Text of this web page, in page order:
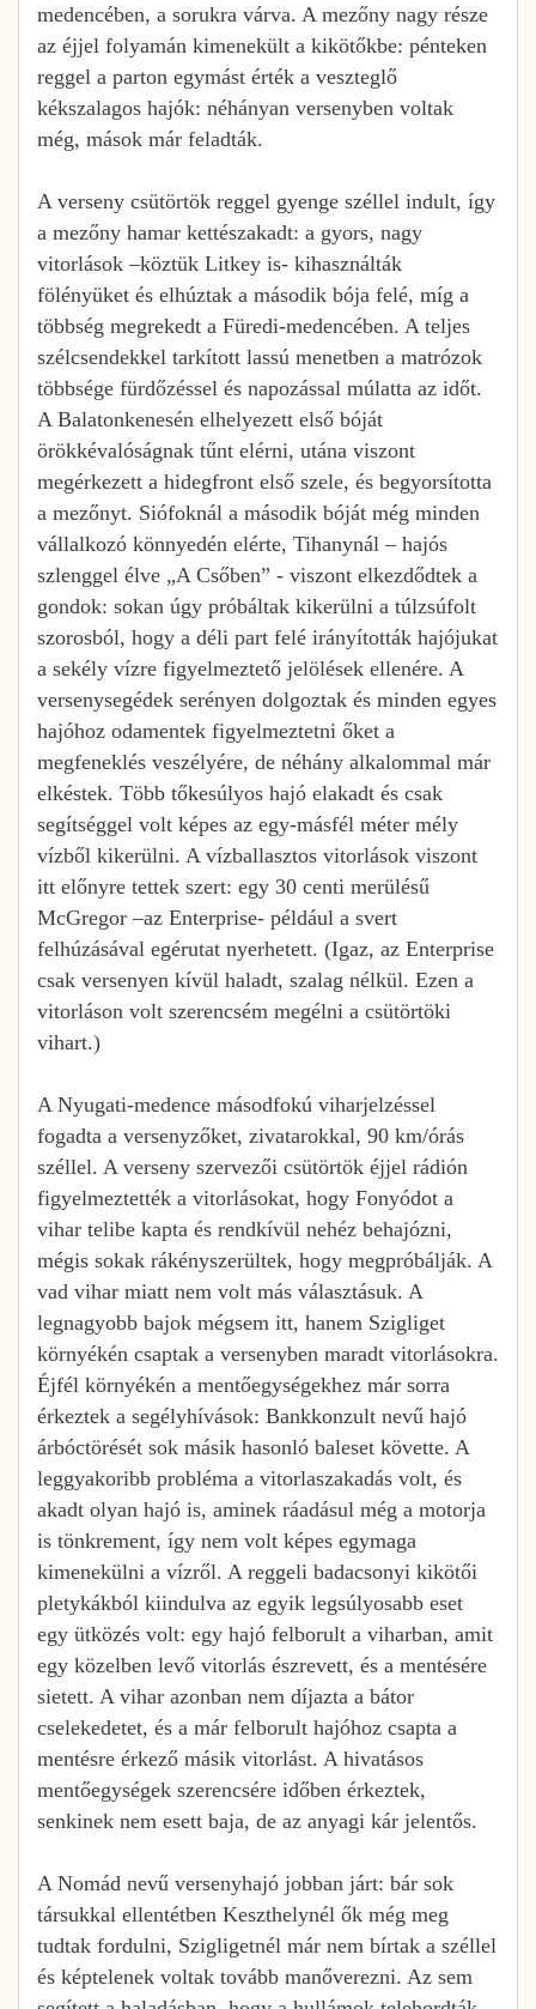
medencében, a sorukra várva. A mezőny nagy része
az éjjel folyamán kimenekült a kikötőkbe: pénteken
reggel a parton egymást érték a veszteglő
kékszalagos hajók: néhányan versenyben voltak
még, mások már feladták.
A verseny csütörtök reggel gyenge széllel indult, így
a mezőny hamar kettészakadt: a gyors, nagy
vitorlások –köztük Litkey is- kihasználták
fölényüket és elhúztak a második bója felé, míg a
többség megrekedt a Füredi-medencében. A teljes
szélcsendekkel tarkított lassú menetben a matrózok
többsége fürdőzéssel és napozással múlatta az időt.
A Balatonkenesén elhelyezett első bóját
örökkévalóságnak tűnt elérni, utána viszont
megérkezett a hidegfront első szele, és begyorsította
a mezőnyt. Siófoknál a második bóját még minden
vállalkozó könnyedén elérte, Tihanynál – hajós
szlenggel élve „A Csőben” - viszont elkezdődtek a
gondok: sokan úgy próbáltak kikerülni a túlzsúfolt
szorosból, hogy a déli part felé irányították hajójukat
a sekély vízre figyelmeztető jelölések ellenére. A
versenysegédek serényen dolgoztak és minden egyes
hajóhoz odamentek figyelmeztetni őket a
megfeneklés veszélyére, de néhány alkalommal már
elkéstek. Több tőkesúlyos hajó elakadt és csak
segítséggel volt képes az egy-másfél méter mély
vízből kikerülni. A vízballasztos vitorlások viszont
itt előnyre tettek szert: egy 30 centi merülésű
McGregor –az Enterprise- például a svert
felhúzásával egérutat nyerhetett. (Igaz, az Enterprise
csak versenyen kívül haladt, szalag nélkül. Ezen a
vitorláson volt szerencsém megélni a csütörtöki
vihart.)
A Nyugati-medence másodfokú viharjelzéssel
fogadta a versenyzőket, zivatarokkal, 90 km/órás
széllel. A verseny szervezői csütörtök éjjel rádión
figyelmeztették a vitorlásokat, hogy Fonyódot a
vihar telibe kapta és rendkívül nehéz behajózni,
mégis sokak rákényszerültek, hogy megpróbálják. A
vad vihar miatt nem volt más választásuk. A
legnagyobb bajok mégsem itt, hanem Szigliget
környékén csaptak a versenyben maradt vitorlásokra.
Éjfél környékén a mentőegységekhez már sorra
érkeztek a segélyhívások: Bankkonzult nevű hajó
árbóctörését sok másik hasonló baleset követte. A
leggyakoribb probléma a vitorlaszakadás volt, és
akadt olyan hajó is, aminek ráadásul még a motorja
is tönkrement, így nem volt képes egymaga
kimenekülni a vízről. A reggeli badacsonyi kikötői
pletykákból kiindulva az egyik legsúlyosabb eset
egy ütközés volt: egy hajó felborult a viharban, amit
egy közelben levő vitorlás észrevett, és a mentésére
sietett. A vihar azonban nem díjazta a bátor
cselekedetet, és a már felborult hajóhoz csapta a
mentésre érkező másik vitorlást. A hivatásos
mentőegységek szerencsére időben érkeztek,
senkinek nem esett baja, de az anyagi kár jelentős.
A Nomád nevű versenyhajó jobban járt: bár sok
társukkal ellentétben Keszthelynél ők még meg
tudtak fordulni, Szigligetnél már nem bírtak a széllel
és képtelenek voltak tovább manőverezni. Az sem